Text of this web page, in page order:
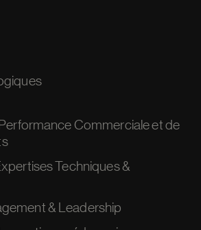
Commerciale et de
Techniques &
& Leadership